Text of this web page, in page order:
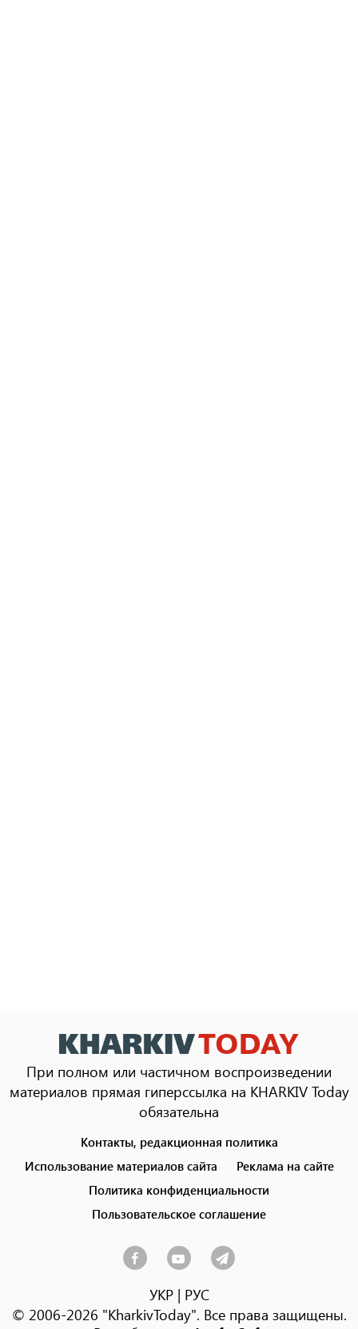
При полном или частичном воспроизведении
материалов прямая гиперссылка на KHARKIV Today
обязательна
menu
Контакты, редакционная политика
Использование материалов сайта
Реклама на сайте
Политика конфиденциальности
Пользовательское соглашение
УКР| РУС
© 2006-2026 "KharkivToday". Все права защищены.